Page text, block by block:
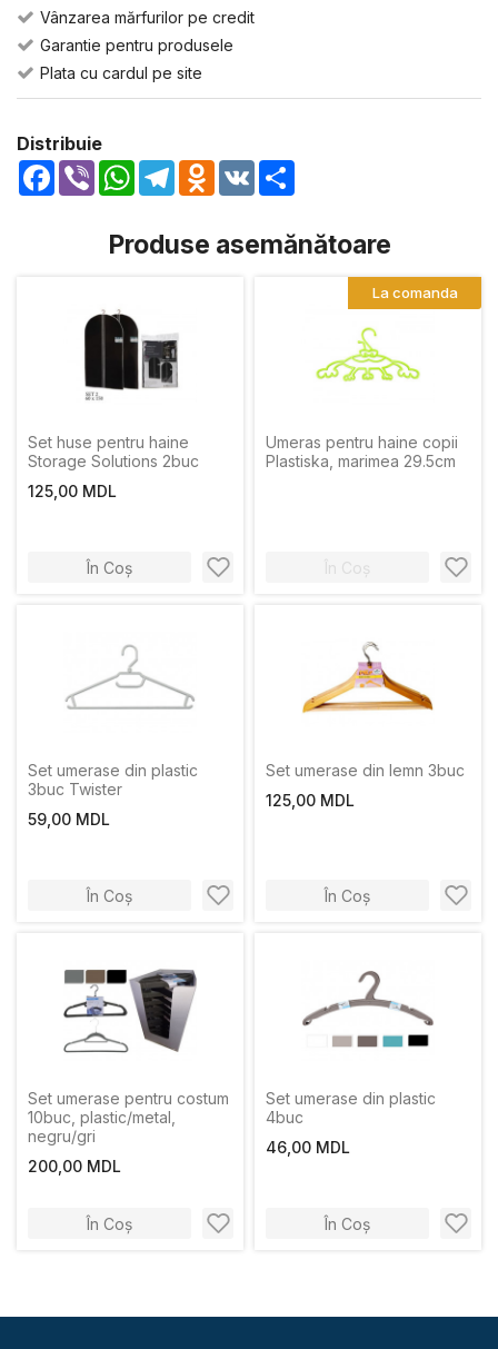
Vânzarea mărfurilor pe credit
Garantie pentru produsele
Plata cu cardul pe site
Distribuie
Facebook
Viber WhatsApp
TelegramOdnoklassniki
VK
Produse asemănătoare
Set huse pentru haine
Storage Solutions 2buc
125,00 MDL
În Coș
Umeras pentru haine copii
Plastiska, marimea 29.5cm
În Coș
La comanda
Set umerase din plastic
3buc Twister
59,00 MDL
În Coș
Set umerase din lemn 3buc
125,00 MDL
În Coș
Set umerase pentru costum
10buc, plastic/metal,
negru/gri
200,00 MDL
În Coș
Set umerase din plastic
4buc
46,00 MDL
În Coș